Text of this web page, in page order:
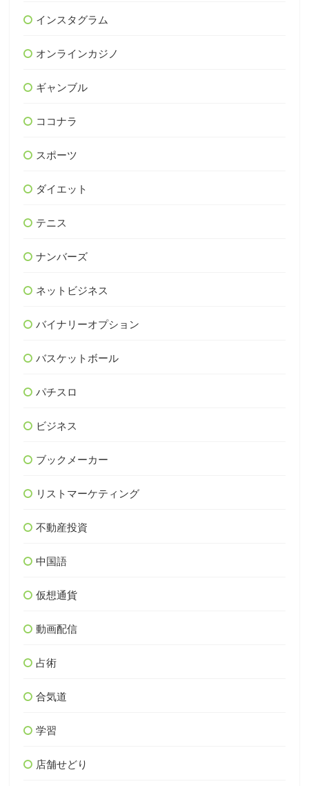
インスタグラム
オンラインカジノ
ギャンブル
ココナラ
スポーツ
ダイエット
テニス
ナンバーズ
ネットビジネス
バイナリーオプション
バスケットボール
パチスロ
ビジネス
ブックメーカー
リストマーケティング
不動産投資
中国語
仮想通貨
動画配信
占術
合気道
学習
店舗せどり